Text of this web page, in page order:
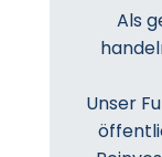
Als
Unser